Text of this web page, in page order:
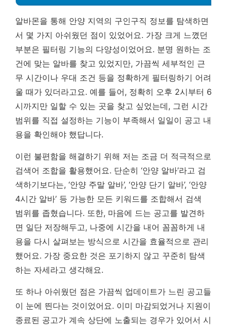
알바몬을 통해 안양 지역의 구인구직 정보를 탐색하면
서 몇 가지 아쉬웠던 점이 있었어요. 가장 크게 느꼈던
부분은 필터링 기능의 다양성이었어요. 분명 원하는 조
건에 맞는 알바를 찾고 있었지만, 가끔씩 세부적인 근
무 시간이나 우대 조건 등을 정확하게 필터링하기 어려
울 때가 있더라고요. 예를 들어, 정확히 오후 2시부터 6
시까지만 일할 수 있는 곳을 찾고 싶었는데, 그런 시간
범위를 직접 설정하는 기능이 부족해서 일일이 공고 내
용을 확인해야 했답니다.
이런 불편함을 해결하기 위해 저는 조금 더 적극적으로
검색어 조합을 활용했어요. 단순히 ‘안양 알바’라고 검
색하기보다는, ‘안양 주말 알바’, ‘안양 단기 알바’, ‘안양
4시간 알바’ 등 가능한 모든 키워드를 조합해서 검색
범위를 좁혔습니다. 또한, 마음에 드는 공고를 발견하
면 일단 저장해두고, 나중에 시간을 내어 꼼꼼하게 내
용을 다시 살펴보는 방식으로 시간을 효율적으로 관리
했어요. 가장 중요한 것은 포기하지 않고 꾸준히 탐색
하는 자세라고 생각해요.
또 하나 아쉬웠던 점은 가끔씩 업데이트가 느린 공고들
이 눈에 띈다는 것이었어요. 이미 마감되었거나 지원이
종료된 공고가 계속 상단에 노출되는 경우가 있어서 시